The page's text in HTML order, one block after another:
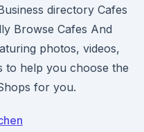
directory Cafes
Browse Cafes And
photos, videos,
to help you choose the
for you.